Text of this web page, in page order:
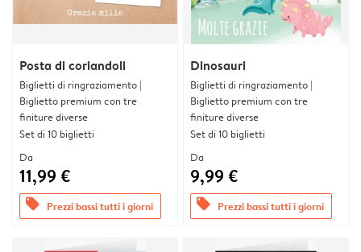
Posta di coriandoli
Biglietti di ringraziamento |
Biglietto premium con tre
finiture diverse
Set di 10 biglietti
Da
11,99 €
offers Prezzi bassi tutti i giorni
Dinosauri
Biglietti di ringraziamento |
Biglietto premium con tre
finiture diverse
Set di 10 biglietti
Da
9,99 €
offers Prezzi bassi tutti i giorni